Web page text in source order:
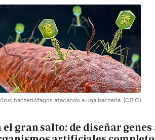
bacteriófagos atacando a una bacteria. (CSIC)
el gran salto: de diseñar genes